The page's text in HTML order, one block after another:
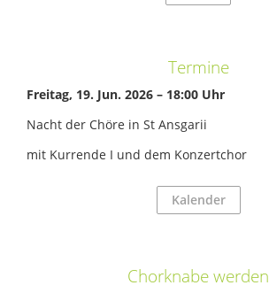
Termine
Frei­tag, 19. Jun. 2026 – 18:00 Uhr
Nacht der Chöre in St Ans­ga­rii
mit Kur­rende I und dem Kon­zert­chor
Kalender
Chorknabe werden